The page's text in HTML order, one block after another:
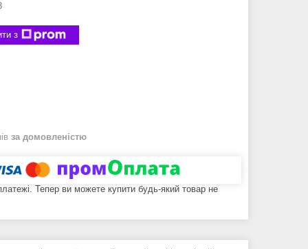
з
за домовленістю
Тепер ви можете купити будь-який товар не